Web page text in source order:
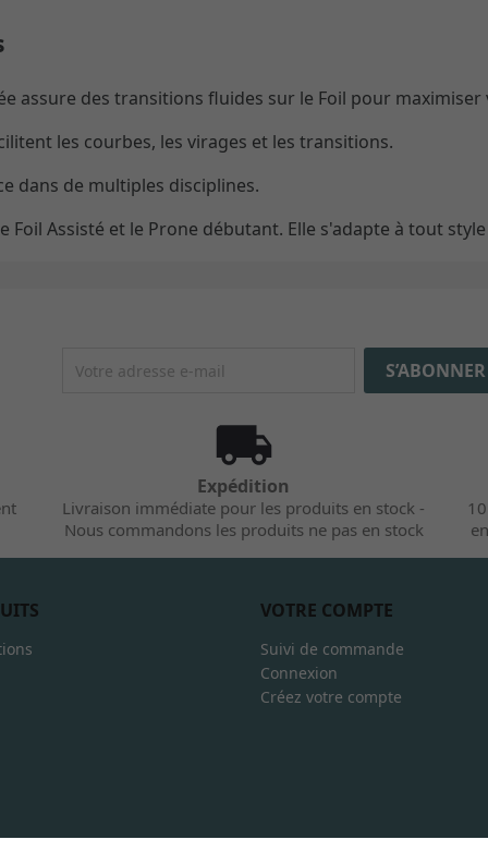
assure des transitions fluides sur le Foil pour
les courbes, les virages et les transitions.
dans de multiples disciplines.
Foil Assisté et le Prone débutant. Elle s'adapte à tout
Expédition
Livraison immédiate pour les produits en stock -
Nous commandons les produits ne pas en stock
VOTRE COMPTE
Suivi de commande
Connexion
Créez votre compte